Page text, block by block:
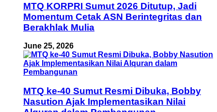
MTQ KORPRI Sumut 2026 Ditutup, Jadi
Momentum Cetak ASN Berintegritas dan
Berakhlak Mulia
June 25, 2026
MTQ ke-40 Sumut Resmi Dibuka, Bobby
Nasution Ajak Implementasikan Nilai